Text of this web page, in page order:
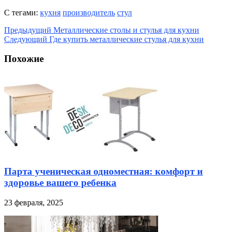
С тегами: кухня производитель стул
Предыдущий Металлические столы и стулья для кухни
Следующий Где купить металлические стулья для кухни
Похожие
Парта ученическая одноместная: комфорт и
здоровье вашего ребенка
23 февраля, 2025